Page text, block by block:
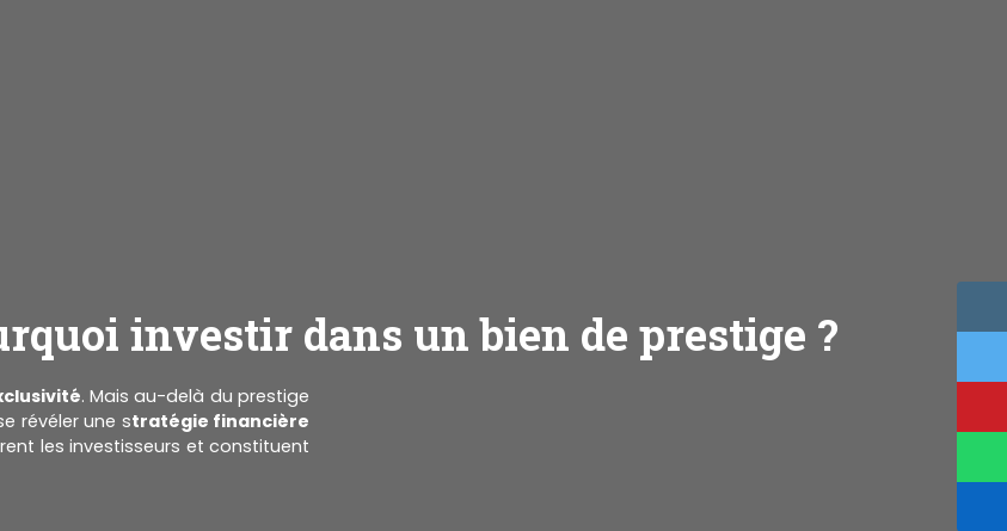
investir dans un bien de prestige ?
. Mais au-delà du prestige
révéler une stratégie financière
les investisseurs et constituent